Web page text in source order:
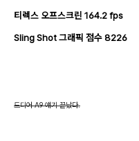
티렉스 오프스크린 164.2fps
Sling Shot 그래픽 점수 8226
드디어 A9 얘기 끝났다.